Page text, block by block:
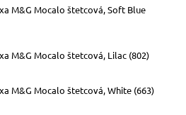
M&G Mocalo štetcová, Soft Blue
M&G Mocalo štetcová, Lilac (802)
M&G Mocalo štetcová, White (663)